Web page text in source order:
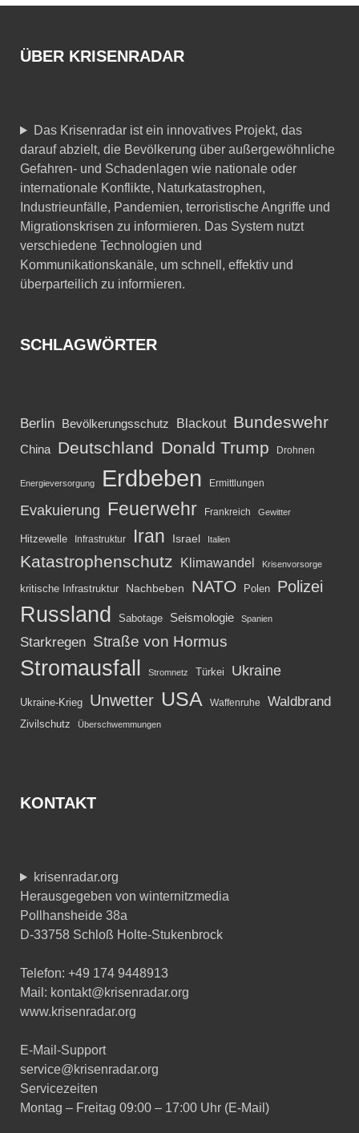
ÜBER KRISENRADAR
Das Krisenradar ist ein innovatives Projekt, das
darauf abzielt, die Bevölkerung über außergewöhnliche
Gefahren- und Schadenlagen wie nationale oder
internationale Konflikte, Naturkatastrophen,
Industrieunfälle, Pandemien, terroristische Angriffe und
Migrationskrisen zu informieren. Das System nutzt
verschiedene Technologien und
Kommunikationskanäle, um schnell, effektiv und
überparteilich zu informieren.
SCHLAGWÖRTER
Berlin Bevölkerungsschutz Blackout Bundeswehr
China Deutschland Donald Trump Drohnen
Energieversorgung Erdbeben Ermittlungen
Evakuierung Feuerwehr Frankreich Gewitter
Hitzewelle Infrastruktur Iran Israel Italien
Katastrophenschutz Klimawandel Krisenvorsorge
kritische Infrastruktur Nachbeben NATO Polen Polizei
Russland Sabotage Seismologie Spanien
Starkregen Straße von Hormus
Stromausfall Stromnetz Türkei Ukraine
Ukraine-Krieg Unwetter USA Waffenruhe Waldbrand
Zivilschutz Überschwemmungen
KONTAKT
krisenradar.org
Herausgegeben von winternitzmedia
Pollhansheide 38a
D-33758 Schloß Holte-Stukenbrock
Telefon: +49 174 9448913
Mail: kontakt@krisenradar.org
www.krisenradar.org
E-Mail-Support
service@krisenradar.org
Servicezeiten
Montag – Freitag 09:00 – 17:00 Uhr (E-Mail)